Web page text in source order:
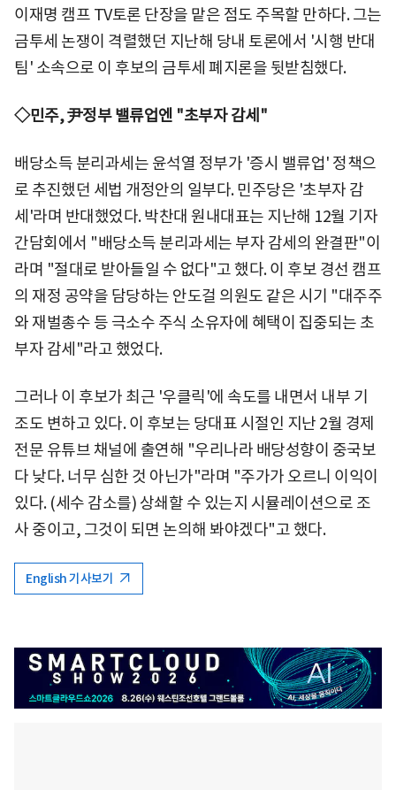
이재명 캠프 TV토론 단장을 맡은 점도 주목할 만하다. 그는
금투세 논쟁이 격렬했던 지난해 당내 토론에서 '시행 반대
팀' 소속으로 이 후보의 금투세 폐지론을 뒷받침했다.
◇민주, 尹정부 밸류업엔 "초부자 감세"
배당소득 분리과세는 윤석열 정부가 '증시 밸류업' 정책으
로 추진했던 세법 개정안의 일부다. 민주당은 '초부자 감
세'라며 반대했었다. 박찬대 원내대표는 지난해 12월 기자
간담회에서 "배당소득 분리과세는 부자 감세의 완결판"이
라며 "절대로 받아들일 수 없다"고 했다. 이 후보 경선 캠프
의 재정 공약을 담당하는 안도걸 의원도 같은 시기 "대주주
와 재벌총수 등 극소수 주식 소유자에 혜택이 집중되는 초
부자 감세"라고 했었다.
그러나 이 후보가 최근 '우클릭'에 속도를 내면서 내부 기
조도 변하고 있다. 이 후보는 당대표 시절인 지난 2월 경제
전문 유튜브 채널에 출연해 "우리나라 배당성향이 중국보
다 낮다. 너무 심한 것 아닌가"라며 "주가가 오르니 이익이
있다. (세수 감소를) 상쇄할 수 있는지 시뮬레이션으로 조
사 중이고, 그것이 되면 논의해 봐야겠다"고 했다.
English 기사보기